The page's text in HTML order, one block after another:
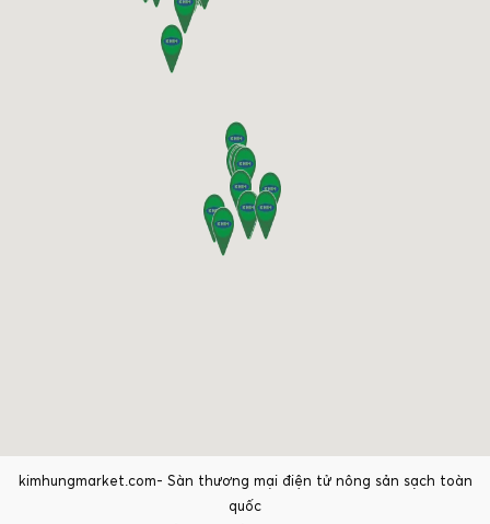
kimhungmarket.com- Sàn thương mại điện tử nông sản sạch toàn
quốc